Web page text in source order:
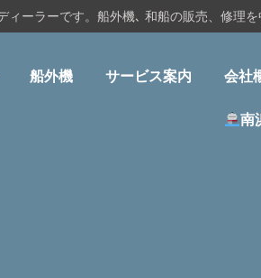
ーラーです。船外機､ 和船の販売、修理を
船外機 サービス案内 会社
南